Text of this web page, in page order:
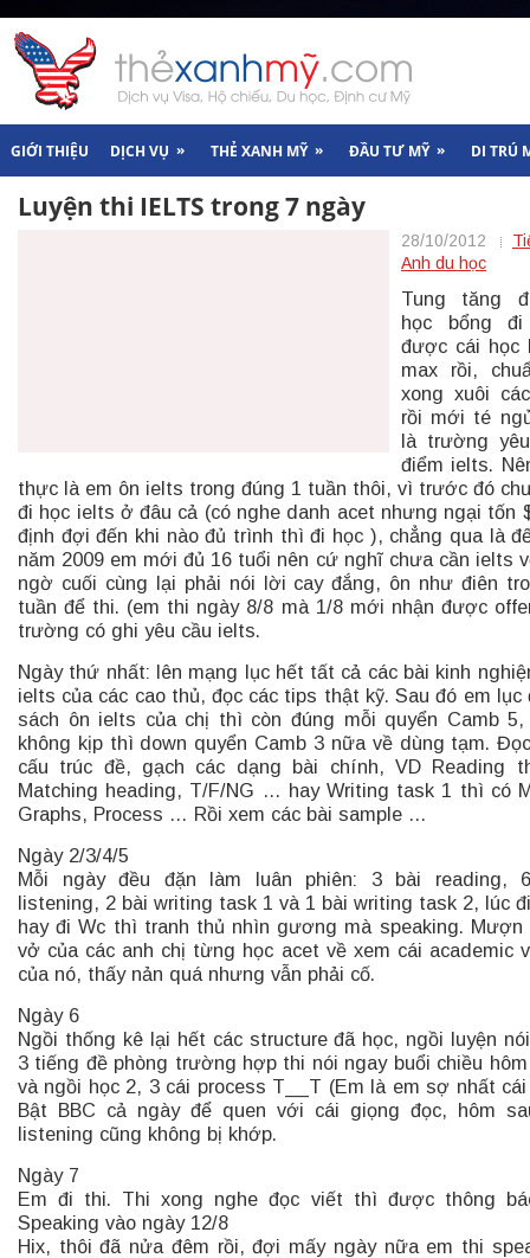
GIỚI THIỆU DỊCH VỤ » THẺ XANH MỸ » ĐẦU TƯ MỸ » DI TRÚ
Luyện thi IELTS trong 7 ngày
28/10/2012
Anh du học
Tung tăng
học bổng đi
được cái học
max rồi,
xong xuôi
rồi mới té
là trường
điểm ielts.
thực là em ôn ielts trong đúng 1 tuần thôi, vì trước đó
đi học ielts ở đâu cả (có nghe danh acet nhưng ngại tốn
định đợi đến khi nào đủ trình thì đi học ), chẳng qua là
năm 2009 em mới đủ 16 tuổi nên cứ nghĩ chưa cần ielts
ngờ cuối cùng lại phải nói lời cay đắng, ôn như điên
tuần để thi. (em thi ngày 8/8 mà 1/8 mới nhận được
trường có ghi yêu cầu ielts.
Ngày thứ nhất: lên mạng lục hết tất cả các bài kinh
ielts của các cao thủ, đọc các tips thật kỹ. Sau đó em lục
sách ôn ielts của chị thì còn đúng mỗi quyển Camb 5,
không kịp thì down quyển Camb 3 nữa về dùng tạm.
cấu trúc đề, gạch các dạng bài chính, VD Reading
Matching heading, T/F/NG … hay Writing task 1 thì có
Graphs, Process … Rồi xem các bài sample …
Ngày 2/3/4/5
Mỗi ngày đều đặn làm luân phiên: 3 bài reading,
listening, 2 bài writing task 1 và 1 bài writing task 2, lúc
hay đi Wc thì tranh thủ nhìn gương mà speaking. Mượn
vở của các anh chị từng học acet về xem cái academic
của nó, thấy nản quá nhưng vẫn phải cố.
Ngày 6
Ngồi thống kê lại hết các structure đã học, ngồi luyện
3 tiếng đề phòng trường hợp thi nói ngay buổi chiều
và ngồi học 2, 3 cái process T__T (Em là em sợ nhất
Bật BBC cả ngày để quen với cái giọng đọc, hôm
listening cũng không bị khớp.
Ngày 7
Em đi thi. Thi xong nghe đọc viết thì được thông
Speaking vào ngày 12/8
Hix, thôi đã nửa đêm rồi, đợi mấy ngày nữa em thi